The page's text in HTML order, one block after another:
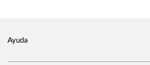
Ayuda